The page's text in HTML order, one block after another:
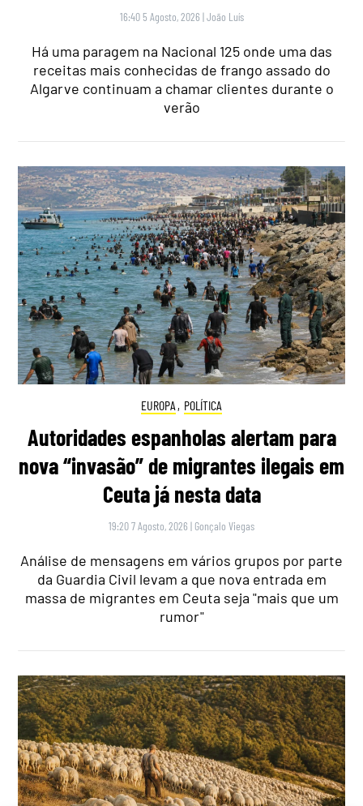
16:40 5 Agosto, 2026 |João Luís
Há uma paragem na Nacional 125 onde uma das
receitas mais conhecidas de frango assado do
Algarve continuam a chamar clientes durante o
verão
EUROPA , POLÍTICA
Autoridades espanholas alertam para
nova “invasão” de migrantes ilegais em
Ceuta já nesta data
19:20 7 Agosto, 2026 | Gonçalo Viegas
Análise de mensagens em vários grupos por parte
da Guardia Civil levam a que nova entrada em
massa de migrantes em Ceuta seja "mais que um
rumor"